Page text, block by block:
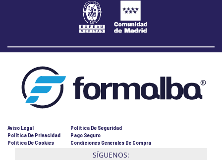
Aviso Legal
Política De Privacidad
Política De Cookies
Política De Seguridad
Pago Seguro
Condiciones Generales De Compra
SÍGUENOS: